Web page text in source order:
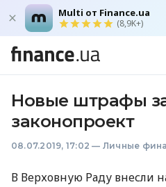
Multi от Finance.ua
(8,9K+)
Новые штрафы
законопроект
08.07.2019, 17:02 — Личные
В Верховную Раду внесли